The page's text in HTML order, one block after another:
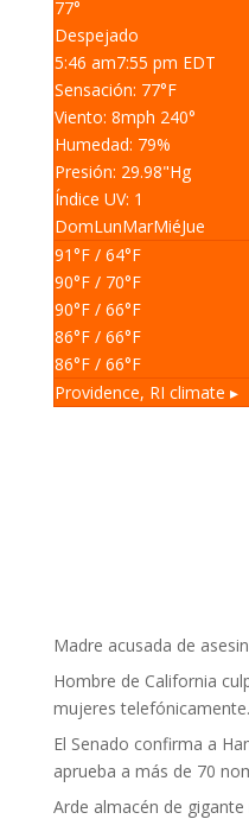
77°
Despejado
5:46 am7:55 pm EDT
Sensación: 77°F
Viento: 8mph 240°
Humedad: 79%
Presión: 29.98"Hg
Índice UV: 1
DomLunMarMiéJue
91°F/ 64°F
90°F/ 70°F
90°F/ 66°F
86°F/ 66°F
86°F/ 66°F
Providence, RI climate ▸
Madre acusada de
Hombre de California
mujeres telefónicamente.
El Senado confirma a
aprueba a más de 70
Arde almacén de